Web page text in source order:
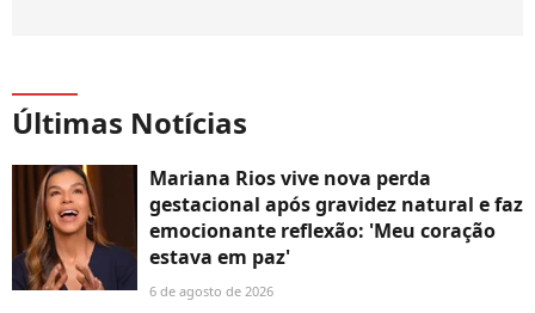
Últimas Notícias
Mariana Rios vive nova perda
gestacional após gravidez natural e faz
emocionante reflexão: 'Meu coração
estava em paz'
6 de agosto de 2026